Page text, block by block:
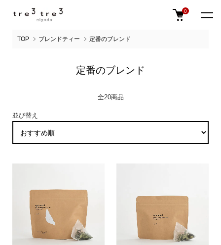
0
TOP ブレンドティー 定番のブレンド
定番のブレンド
全20商品
並び替え